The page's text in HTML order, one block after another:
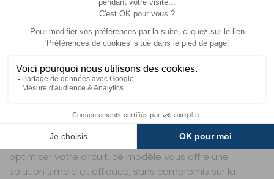
UNE POLYVALENCE ADAPTÉE À TOUS VOS
ÉQUIPEMENTS MOBILES
Ce raccord en T est spécialement conçu pour les
bateaux et des installations mobiles. Il s’intègre
parfaitement aux tuyaux semi-rigides et aux réseaux
les camping-caristes et caravaniers exigeants. Que
vous souhaitiez ajouter une dérivation pour un nouveau
point d’eau, remplacer un raccord défectueux ou
optimiser votre circuit, ce modèle vous offre une
solution simple et efficace, sans compromis sur la